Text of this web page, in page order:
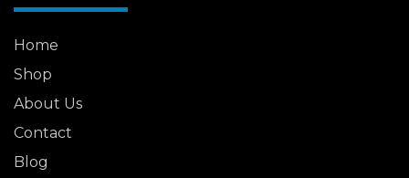
Home
Shop
About Us
Contact
Blog